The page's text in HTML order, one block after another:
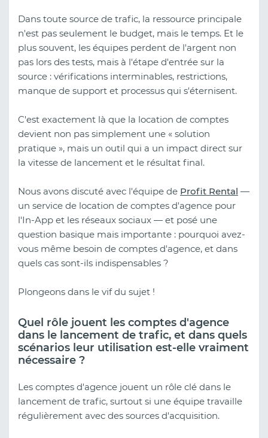
Dans toute source de trafic, la ressource principale
n'est pas seulement le budget, mais le temps. Et le
plus souvent, les équipes perdent de l'argent non
pas lors des tests, mais à l'étape d'entrée sur la
source : vérifications interminables, restrictions,
manque de support et processus qui s'éternisent.
C'est exactement là que la location de comptes
devient non pas simplement une « solution
pratique », mais un outil qui a un impact direct sur
la vitesse de lancement et le résultat final.
Nous avons discuté avec l'équipe de Profit Rental —
un service de location de comptes d'agence pour
l'In-App et les réseaux sociaux — et posé une
question basique mais importante : pourquoi avez-
vous même besoin de comptes d'agence, et dans
quels cas sont-ils indispensables ?
Plongeons dans le vif du sujet !
Quel rôle jouent les comptes d'agence
dans le lancement de trafic, et dans quels
scénarios leur utilisation est-elle vraiment
nécessaire ?
Les comptes d'agence jouent un rôle clé dans le
lancement de trafic, surtout si une équipe travaille
régulièrement avec des sources d'acquisition.